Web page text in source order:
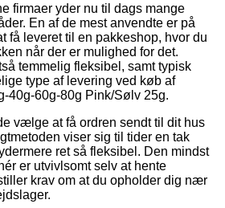
firmaer yder nu til dags mange
En af de mest anvendte er på
få leveret til en pakkeshop, hvor du
når der er mulighed for det.
temmelig fleksibel, samt typisk
type af levering ved køb af
40g-60g-80g Pink/Sølv 25g.
vælge at få ordren sendt til dit hus
viser sig til tider en tak
ret så fleksibel. Den mindst
er utvivlsomt selv at hente
krav om at du opholder dig nær